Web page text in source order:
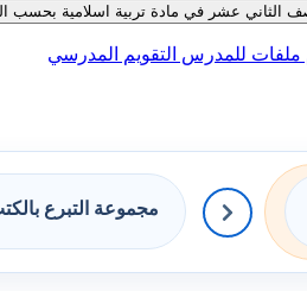
عشر في مادة تربية اسلامية بحسب الفصل
ملفات للمدرس التقويم المدرسي
مجموعة التبرع